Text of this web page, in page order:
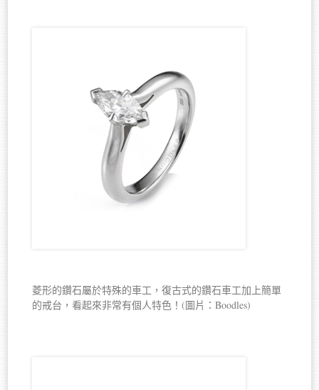
菱形的鑽石屬於特殊的車工，復古式的鑽石車工加上簡單
的戒台，看起來非常有個人特色！(圖片：Boodles)